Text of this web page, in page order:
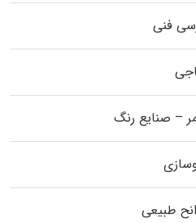
فنی
– صنایع رنگ
طبیعی